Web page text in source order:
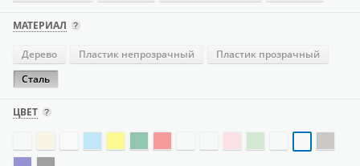
МАТЕРИАЛ
Дерево Пластик непрозрачный
Пластик прозрачный
Сталь
ЦВЕТ